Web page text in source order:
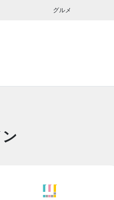
グルメ